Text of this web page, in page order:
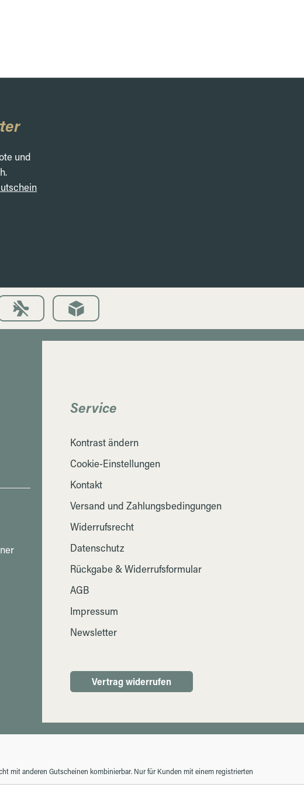
und
Service
Kontrast ändern
Cookie-Einstellungen
Kontakt
Versand und Zahlungsbedingungen
Widerrufsrecht
Datenschutz
Rückgabe & Widerrufsformular
AGB
Impressum
Newsletter
Vertrag widerrufen
mit anderen Gutscheinen kombinierbar. Nur für Kunden mit einem registrierten